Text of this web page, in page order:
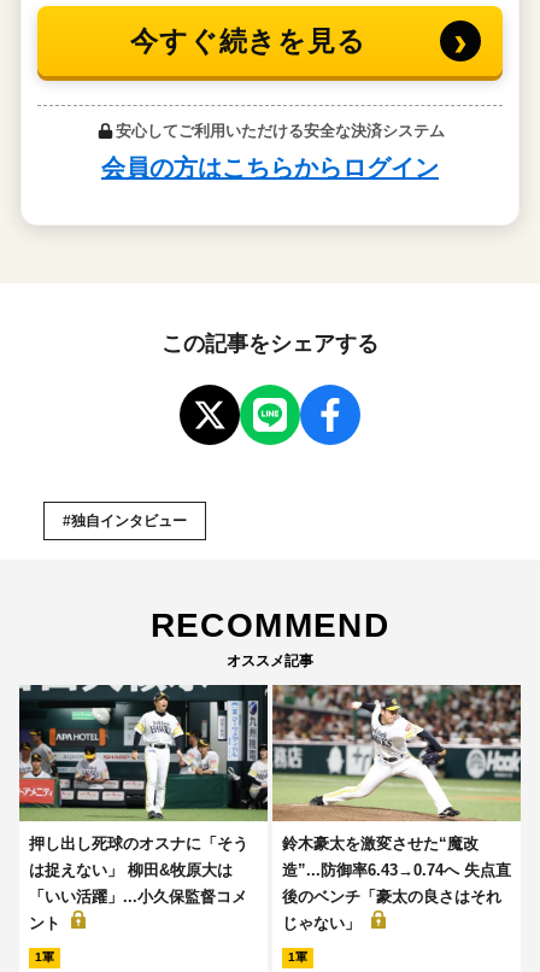
この記事をシェアする
#独自インタビュー
RECOMMEND
オススメ記事
押し出し死球のオスナに「そう
は捉えない」 柳田&牧原大は
「いい活躍」...小久保監督コメ
ント
1軍
鈴木豪太を激変させた“魔改
造”...防御率6.43→0.74へ 失点直
後のベンチ「豪太の良さはそれ
じゃない」
1軍